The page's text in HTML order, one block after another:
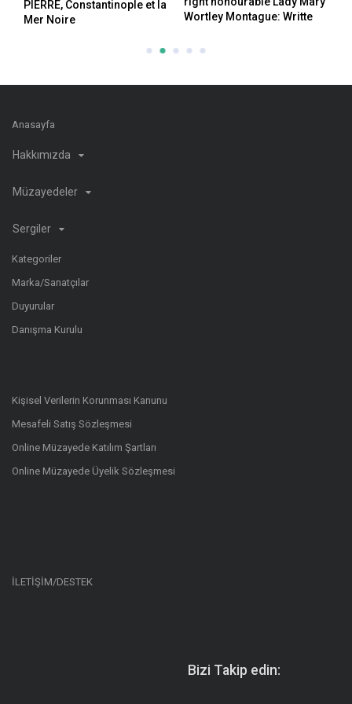
PIERRE, Constantinople et la
Mer Noire
Wortley Montague: Writte
Anasayfa
Hakkımızda
Müzayedeler
Sergiler
Kategoriler
Marka/Sanatçılar
Duyurular
Danışma Kurulu
Kişisel Verilerin Korunması Kanunu
Mesafeli Satış Sözleşmesi
Online Müzayede Katılım Şartları
Online Müzayede Üyelik Sözleşmesi
İLETİŞİM/DESTEK
Bizi Takip edin: